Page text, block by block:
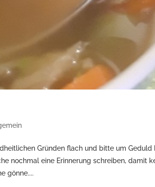
Gründen flach und bitte um
nochmal eine Erinnerung schreiben, damit
gönne....